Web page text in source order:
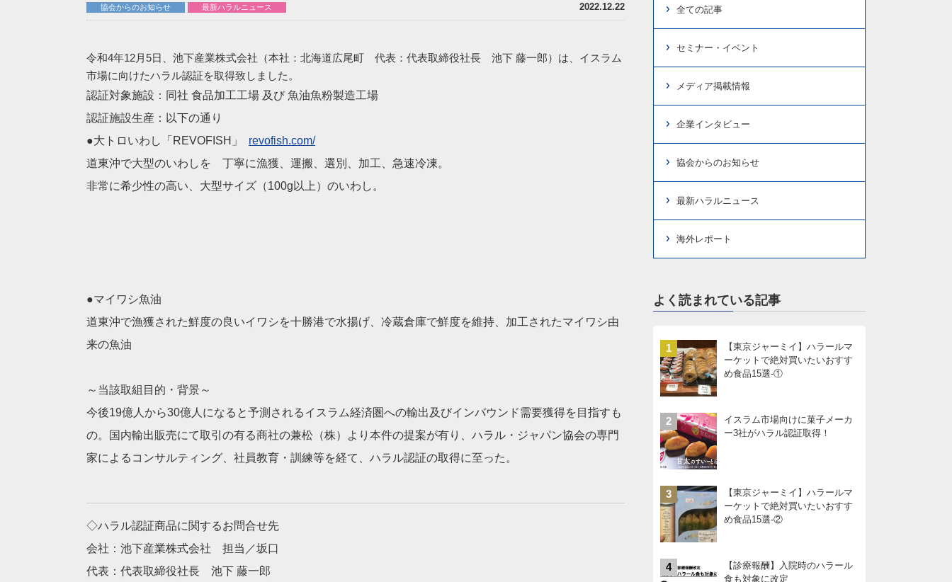
2022.12.22
協会からのお知らせ 最新ハラルニュース
令和4年12月5日、池下産業株式会社（本社：北海道広尾町 代表：代表取締役社長 池下 藤一郎）は、イスラム
市場に向けたハラル認証を取得致しました。
認証対象施設：同社 食品加工工場 及び 魚油魚粉製造工場
認証施設生産：以下の通り
●大トロいわし「REVOFISH」 revofish.com/
道東沖で大型のいわしを 丁寧に漁獲、運搬、選別、加工、急速冷凍。
非常に希少性の高い、大型サイズ（100g以上）のいわし。
●マイワシ魚油
道東沖で漁獲された鮮度の良いイワシを十勝港で水揚げ、冷蔵倉庫で鮮度を維持、加工されたマイワシ由
来の魚油
～当該取組目的・背景～
今後19億人から30億人になると予測されるイスラム経済圏への輸出及びインバウンド需要獲得を目指すも
の。国内輸出販売にて取引の有る商社の兼松（株）より本件の提案が有り、ハラル・ジャパン協会の専門
家によるコンサルティング、社員教育・訓練等を経て、ハラル認証の取得に至った。
◇ハラル認証商品に関するお問合せ先
会社：池下産業株式会社 担当／坂口
代表：代表取締役社長 池下 藤一郎
全ての記事
セミナー・イベント
メディア掲載情報
企業インタビュー
協会からのお知らせ
最新ハラルニュース
海外レポート
よく読まれている記事
1
【東京ジャーミイ】ハラールマ
ーケットで絶対買いたいおすす
め食品15選-①
2
イスラム市場向けに菓子メーカ
ー3社がハラル認証取得！
3
【東京ジャーミイ】ハラールマ
ーケットで絶対買いたいおすす
め食品15選-②
4
【診療報酬】入院時のハラール
食も対象に改定